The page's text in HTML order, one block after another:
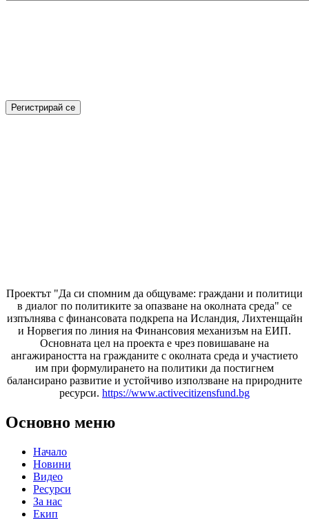
Проектът "Да си спомним да общуваме: граждани и политици
в диалог по политиките за опазване на околната среда" се
изпълнява с финансовата подкрепа на Исландия, Лихтенщайн
и Норвегия по линия на Финансовия механизъм на ЕИП.
Основната цел на проекта е чрез повишаване на
ангажираността на гражданите с околната среда и участието
им при формулирането на политики да постигнем
балансирано развитие и устойчиво използване на природните
ресурси. https://www.activecitizensfund.bg
Основно меню
Начало
Новини
Видео
Ресурси
За нас
Екип